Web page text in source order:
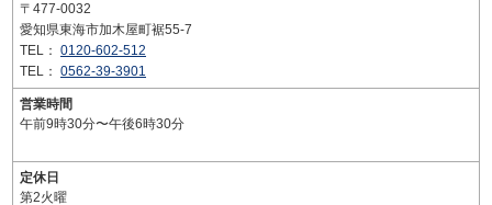
〒477-0032
愛知県東海市加木屋町裾55-7
TEL： 0120-602-512
TEL： 0562-39-3901
営業時間
午前9時30分〜午後6時30分
定休日
第2火曜